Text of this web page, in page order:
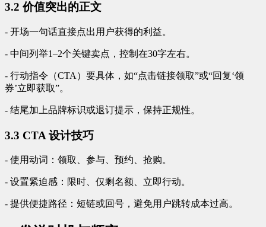
3.2 价值突出的正文
- 开场一句话直接点出用户获得的利益。
- 中间列举1–2个关键卖点，控制在30字左右。
- 行动指令（CTA）要具体，如“点击链接领取”或“回复‘领
券’立即获取”。
- 结尾加上品牌标识或退订提示，保持正规性。
3.3 CTA 设计技巧
- 使用动词：领取、参与、预约、抢购。
- 设置紧迫感：限时、仅剩名额、立即行动。
- 提供便捷路径：短链或回号，避免用户跳转成本过高。